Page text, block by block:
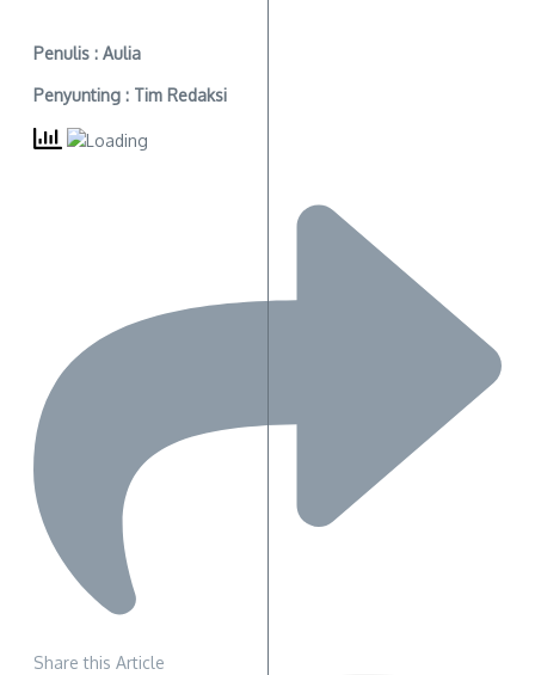
Penulis : Aulia
Penyunting : Tim Redaksi
Share this Article